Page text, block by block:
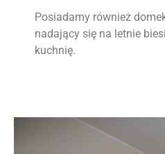
Posiadamy również
nadający się na letnie
kuchnię.